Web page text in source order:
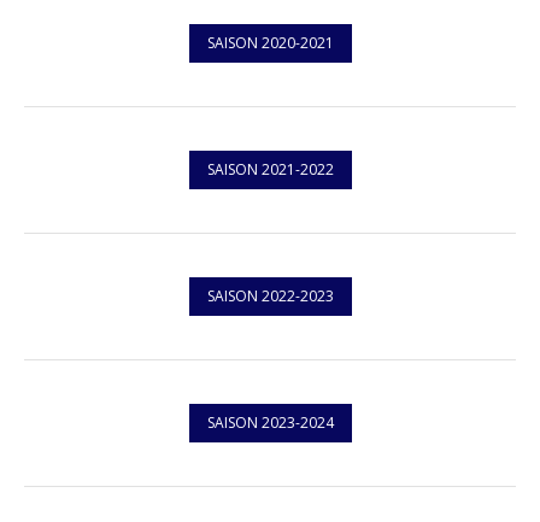
SAISON 2020-2021
SAISON 2021-2022
SAISON 2022-2023
SAISON 2023-2024